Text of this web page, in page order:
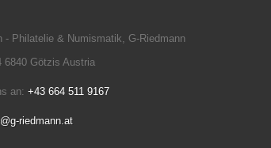
- Philatelie & Numismatik, G-Riedmann
6840 Götzis Austria
an: +43 664 511 9167
riedmann.at